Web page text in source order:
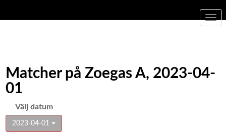
Matcher på Zoegas A, 2023-04-
01
Välj datum
2023-04-01